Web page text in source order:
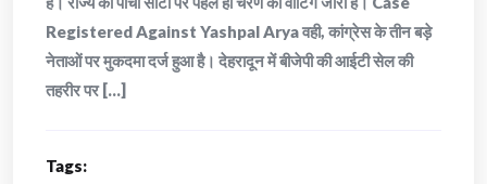
Registered Against Yashpal Arya वही, कांग्रेस के तीन बड़े
नेताओं पर मुकदमा दर्ज हुआ है। देहरादून में बीजेपी की आईटी सेल की
तहरीर पर [...]
Tags: